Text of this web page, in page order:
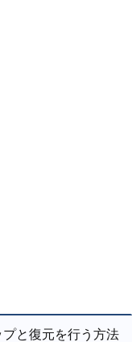
と復元を行う方法